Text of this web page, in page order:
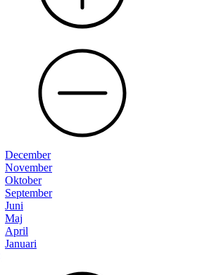
December
November
Oktober
September
Juni
Maj
April
Januari